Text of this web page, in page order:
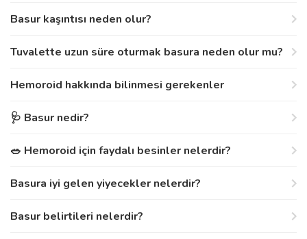
Basur kaşıntısı neden olur?
Tuvalette uzun süre oturmak basura neden olur mu?
Hemoroid hakkında bilinmesi gerekenler
🩺 Basur nedir?
🥗 Hemoroid için faydalı besinler nelerdir?
Basura iyi gelen yiyecekler nelerdir?
Basur belirtileri nelerdir?